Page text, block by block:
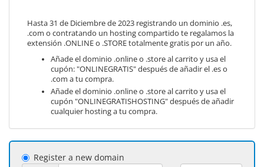
Hasta 31 de Diciembre de 2023 registrando un dominio .es,
.com o contratando un hosting compartido te regalamos la
extensión .ONLINE o .STORE totalmente gratis por un año.
Añade el dominio .online o .store al carrito y usa el
cupón: "ONLINEGRATIS" después de añadir el .es o
.com a tu compra.
Añade el dominio .online o .store al carrito y usa el
cupón "ONLINEGRATISHOSTING" después de añadir
cualquier hosting a tu compra.
Register a new domain